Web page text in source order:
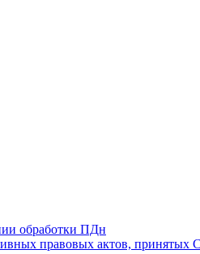
обработки ПДн
правовых актов, принятых